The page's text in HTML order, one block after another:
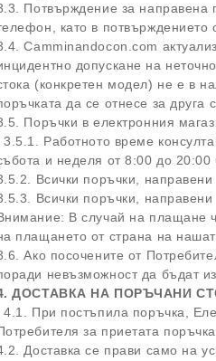
Потвърждение за направена
като в потвърждението
Camminandocon.com
допускане на
(конкретен модел) не е в
да се отнесе за
Поръчки в електронния
3.5.1. Работното време
и неделя от 8:00 до 20:00
Всички поръчки,
Всички поръчки,
В случай на плащане
плащането от страна на
Ако посочените от
невъзможност да бъдат
ДОСТАВКА НА ПОРЪЧАНИ
4.1. При постъпила поръчка,
за приетата
Доставка се прави само на